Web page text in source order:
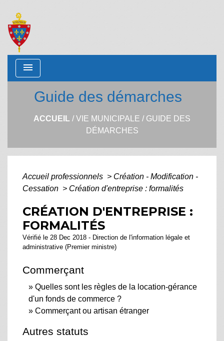
menu
Guide des démarches
ACCUEIL /VIE MUNICIPALE / GUIDE DES
DÉMARCHES
Accueil professionnels > Création - Modification -
Cessation > Création d'entreprise : formalités
CRÉATION D'ENTREPRISE :
FORMALITÉS
Vérifié le 28 Dec 2018 - Direction de l'information légale et
administrative (Premier ministre)
Commerçant
Quelles sont les règles de la location-gérance
d'un fonds de commerce ?
Commerçant ou artisan étranger
Autres statuts